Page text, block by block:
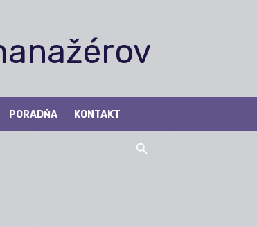
PORADŇA KONTAKT